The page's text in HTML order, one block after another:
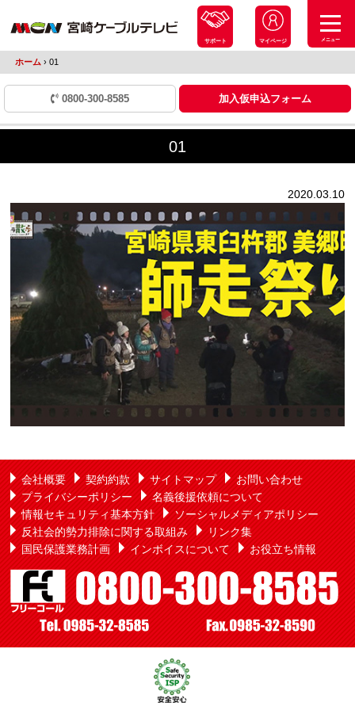
サポート マイページ メニュー
ホーム ›01
0800-300-8585 加入仮申込フォーム
01
2020.03.10
会社概要 契約約款 サイトマップ
お問い合わせ
プライバシーポリシー
名義後援依頼について
情報セキュリティ基本方針
ソーシャルメディアポリシー
反社会的勢力排除に関する取組み
リンク集
国民保護業務計画
インボイスについて お役立ち情報